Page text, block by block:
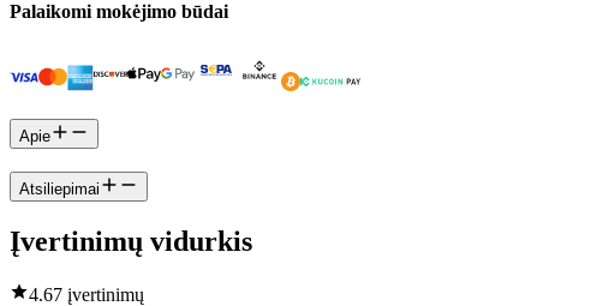
Palaikomi mokėjimo būdai
Apie
Atsiliepimai
Įvertinimų vidurkis
4.67 įvertinimų